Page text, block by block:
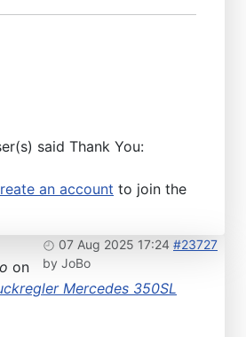
said Thank You:
an account to join the
07 Aug 2025 17:24 #23727
by JoBo
on
Mercedes 350SL